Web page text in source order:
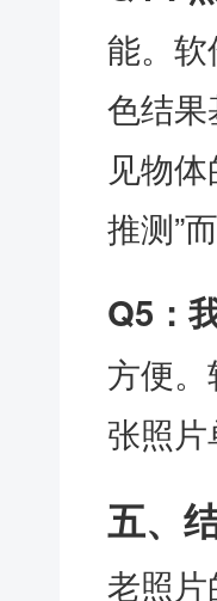
能。
色结
见物
推测”
Q5：
方便
张照
五、
老照